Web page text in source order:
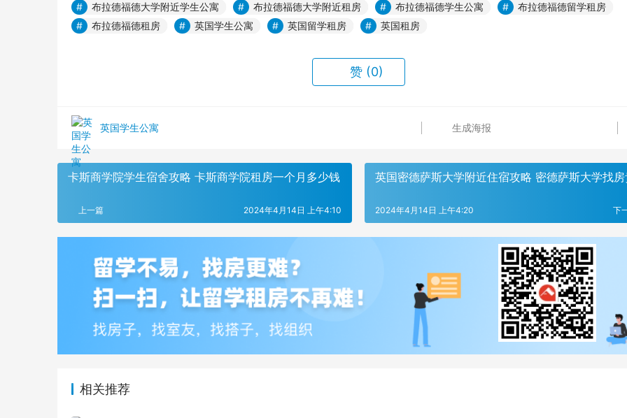
布拉德福德大学附近学生公寓 布拉德福德大学附近租房 布拉德福德学生公寓
布拉德福德留学租房
布拉德福德租房
英国学生公寓 英国留学租房 英国租房
赞 (0)
英国学生公寓 生成海报
卡斯商学院学生宿舍攻略 卡斯商学院租房一个月多少钱
上一篇 2024年4月14日 上午4:10
英国密德萨斯大学附近住宿攻略 密德萨斯大学找
下
2024年4月14日 上午4:20
相关推荐